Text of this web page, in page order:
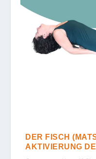
DER FISCH
AKTIVIERUNG